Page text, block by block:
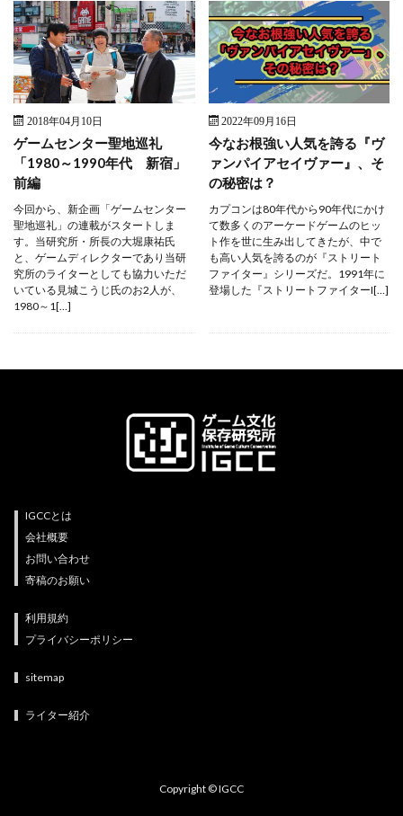
2018年04月10日
ゲームセンター聖地巡礼
「1980～1990年代 新宿」
前編
今回から、新企画「ゲームセンター
聖地巡礼」の連載がスタートしま
す。当研究所・所長の大堀康祐氏
と、ゲームディレクターであり当研
究所のライターとしても協力いただ
いている見城こうじ氏のお2人が、
1980～1[…]
2022年09月16日
今なお根強い人気を誇る『ヴ
ァンパイアセイヴァー』、そ
の秘密は？
カプコンは80年代から90年代にかけ
て数多くのアーケードゲームのヒッ
ト作を世に生み出してきたが、中で
も高い人気を誇るのが『ストリート
ファイター』シリーズだ。1991年に
登場した『ストリートファイターI[…]
IGCCとは
会社概要
お問い合わせ
寄稿のお願い
利用規約
プライバシーポリシー
sitemap
ライター紹介
Copyright © IGCC